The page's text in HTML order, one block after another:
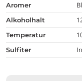
aromer
alkoholhalt
temperatur
Sulfiter